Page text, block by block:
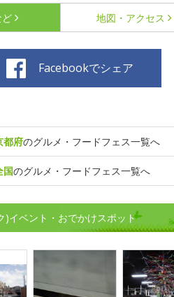
ど 地図・アクセス
Facebookでシェア
都府のグルメ・フードフェス一覧へ
国のグルメ・フードフェス一覧へ
)イベント・おでかけスポット